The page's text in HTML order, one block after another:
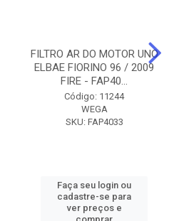
FILTRO AR DO MOTOR UNO
ELBAE FIORINO 96 / 2009
FIRE - FAP40...
Código: 11244
WEGA
SKU: FAP4033
Faça seu login ou
cadastre-se para
ver preços e